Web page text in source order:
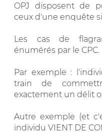
OPJ disposent de
ceux d'une enquête
Les cas de
énumérés par le CPC.
Par exemple :
train de
exactement un délit
Autre exemple (et
individu VIENT DE